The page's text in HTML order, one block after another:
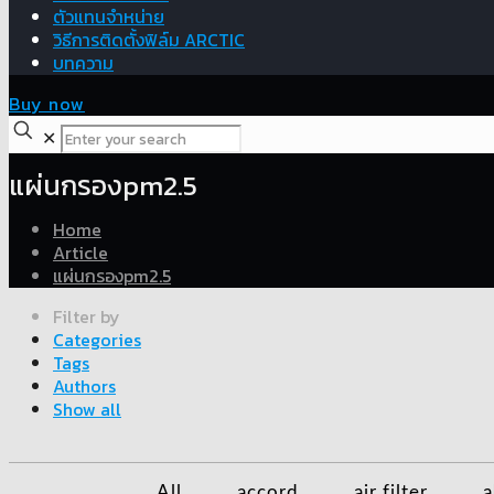
ตัวแทนจำหน่าย
วิธีการติดตั้งฟิล์ม ARCTIC
บทความ
Buy now
✕
แผ่นกรองpm2.5
Home
Article
แผ่นกรองpm2.5
Filter by
Categories
Tags
Authors
Show all